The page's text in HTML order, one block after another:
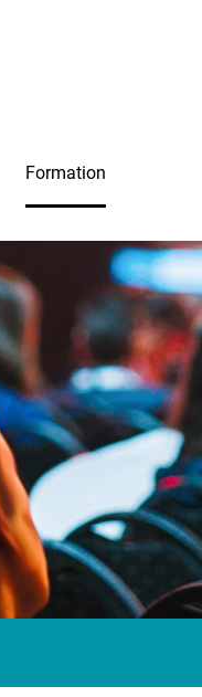
Formation